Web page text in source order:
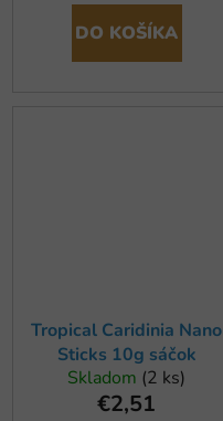
DO KOŠÍKA
Tropical Caridinia Nano
Sticks 10g sáčok
Skladom (2 ks)
€2,51